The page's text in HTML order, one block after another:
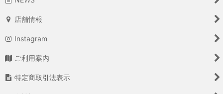
店舗情報
Instagram
ご利用案内
特定商取引法表示